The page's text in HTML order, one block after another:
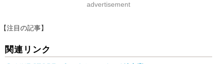
advertisement
【注目の記事】
関連リンク